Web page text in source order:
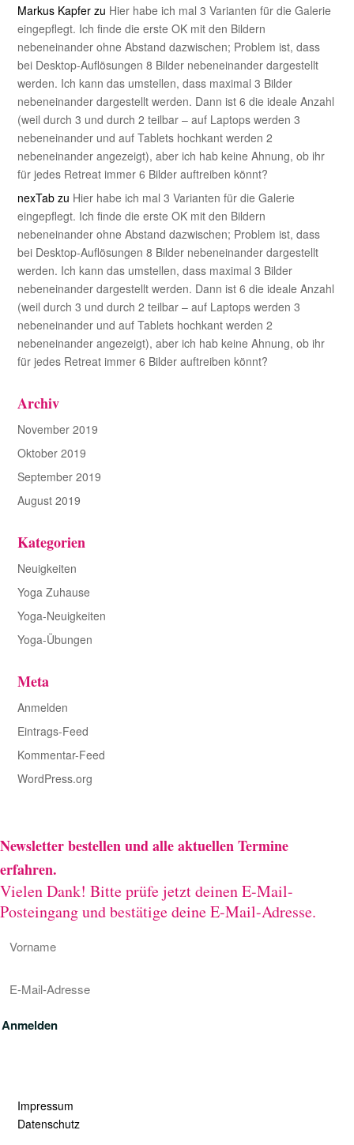
Markus Kapfer zu Hier habe ich mal 3 Varianten für die Galerie
eingepflegt. Ich finde die erste OK mit den Bildern
nebeneinander ohne Abstand dazwischen; Problem ist, dass
bei Desktop-Auflösungen 8 Bilder nebeneinander dargestellt
werden. Ich kann das umstellen, dass maximal 3 Bilder
nebeneinander dargestellt werden. Dann ist 6 die ideale Anzahl
(weil durch 3 und durch 2 teilbar – auf Laptops werden 3
nebeneinander und auf Tablets hochkant werden 2
nebeneinander angezeigt), aber ich hab keine Ahnung, ob ihr
für jedes Retreat immer 6 Bilder auftreiben könnt?
nexTab zu Hier habe ich mal 3 Varianten für die Galerie
eingepflegt. Ich finde die erste OK mit den Bildern
nebeneinander ohne Abstand dazwischen; Problem ist, dass
bei Desktop-Auflösungen 8 Bilder nebeneinander dargestellt
werden. Ich kann das umstellen, dass maximal 3 Bilder
nebeneinander dargestellt werden. Dann ist 6 die ideale Anzahl
(weil durch 3 und durch 2 teilbar – auf Laptops werden 3
nebeneinander und auf Tablets hochkant werden 2
nebeneinander angezeigt), aber ich hab keine Ahnung, ob ihr
für jedes Retreat immer 6 Bilder auftreiben könnt?
Archiv
November 2019
Oktober 2019
September 2019
August 2019
Kategorien
Neuigkeiten
Yoga Zuhause
Yoga-Neuigkeiten
Yoga-Übungen
Meta
Anmelden
Eintrags-Feed
Kommentar-Feed
WordPress.org
Newsletter bestellen und alle aktuellen Termine
erfahren.
Vielen Dank! Bitte prüfe jetzt deinen E-Mail-
Posteingang und bestätige deine E-Mail-Adresse.
Anmelden
Impressum
Datenschutz